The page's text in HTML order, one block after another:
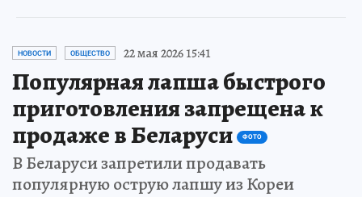
НОВОСТИ ОБЩЕСТВО 22 мая 2026 15:41
Популярная лапша быстрого
приготовления запрещена к
продаже в Беларуси
ФОТО
В Беларуси запретили продавать
популярную острую лапшу из Кореи